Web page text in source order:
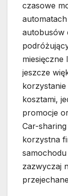
czasowe
autobusów
jeszcze
kosztami,
promocje
Car-
korzystna
zazwyczaj